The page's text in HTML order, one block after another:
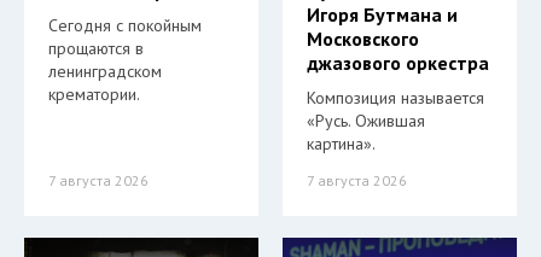
Сегодня с покойным
прощаются в
ленинградском
крематории.
7 августа 2026
Игоря Бутмана и
Московского
джазового оркестра
Композиция называется
«Русь. Ожившая
картина».
7 августа 2026